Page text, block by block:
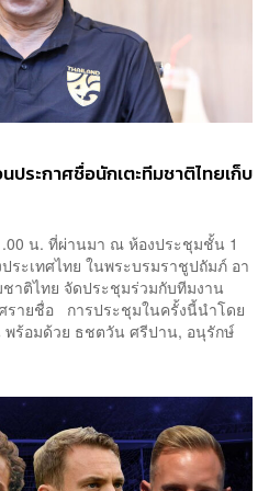
ประกาศชื่อนักเตะทีมชาติไทยเก็บ
น. ที่ผ่านมา ณ ห้องประชุมชั้น 1
ะเทศไทย ในพระบรมราชูปถัมภ์ อา
าติไทย จัดประชุมร่วมกับทีมงาน
รายชื่อ การประชุมในครั้งนี้นำโดย
ร้อมด้วย ธชตวัน ศรีปาน, อนุรักษ์